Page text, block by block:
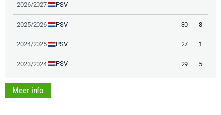
2026/2027 PSV - -
2025/2026 PSV 30 8
2024/2025 PSV 27 1
2023/2024 PSV 29 5
Meer info